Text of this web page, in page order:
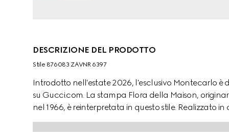
DESCRIZIONE DEL PRODOTTO
Stile ‎876083 ZAVNR 6397
Introdotto nell'estate 2026, l'esclusivo Montecarlo è
su Gucci.com. La stampa Flora della Maison,
nel 1966, è reinterpretata in questo stile. Realizzato
chemisier modello a pieghe è caratterizzato da un